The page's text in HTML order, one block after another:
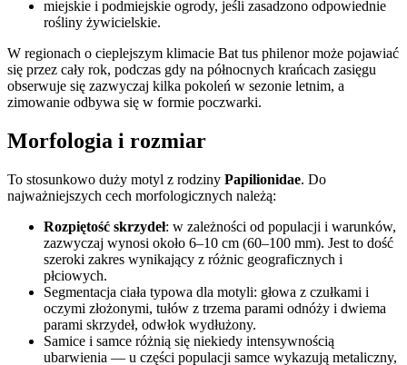
miejskie i podmiejskie ogrody, jeśli zasadzono odpowiednie
rośliny żywicielskie.
W regionach o cieplejszym klimacie Bat tus philenor może pojawiać
się przez cały rok, podczas gdy na północnych krańcach zasięgu
obserwuje się zazwyczaj kilka pokoleń w sezonie letnim, a
zimowanie odbywa się w formie poczwarki.
Morfologia i rozmiar
To stosunkowo duży motyl z rodziny Papilionidae. Do
najważniejszych cech morfologicznych należą:
Rozpiętość skrzydeł: w zależności od populacji i warunków,
zazwyczaj wynosi około 6–10 cm (60–100 mm). Jest to dość
szeroki zakres wynikający z różnic geograficznych i
płciowych.
Segmentacja ciała typowa dla motyli: głowa z czułkami i
oczymi złożonymi, tułów z trzema parami odnóży i dwiema
parami skrzydeł, odwłok wydłużony.
Samice i samce różnią się niekiedy intensywnością
ubarwienia — u części populacji samce wykazują metaliczny,